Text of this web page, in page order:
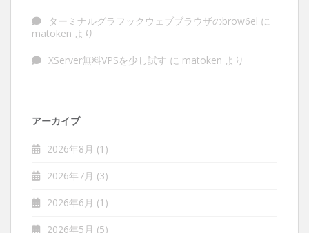
ターミナルグラフックウェブブラウザのbrow6el に
matoken より
XServer無料VPSを少し試す に matoken より
アーカイブ
2026年8月 (1)
2026年7月 (3)
2026年6月 (1)
2026年5月 (5)